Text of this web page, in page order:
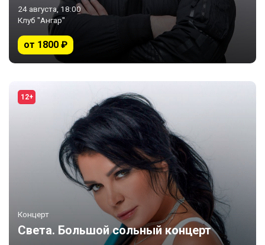
24 августа, 18:00
Клуб "Ангар"
от 1800 ₽
12+
Концерт
Света. Большой сольный концерт